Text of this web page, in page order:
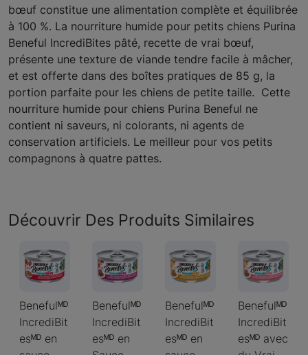
bœuf constitue une alimentation complète et équilibrée
à 100 %. La nourriture humide pour petits chiens Purina
Beneful IncrediBites pâté, recette de vrai bœuf,
présente une texture de viande tendre facile à mâcher,
et est offerte dans des boîtes pratiques de 85 g, la
portion parfaite pour les chiens de petite taille. Cette
nourriture humide pour chiens Purina Beneful ne
contient ni saveurs, ni colorants, ni agents de
conservation artificiels. Le meilleur pour vos petits
compagnons à quatre pattes.
Découvrir Des Produits Similaires
Benefulᴹᴰ
IncrediBit
esᴹᴰ en
Benefulᴹᴰ
IncrediBit
esᴹᴰ en
Benefulᴹᴰ
IncrediBit
esᴹᴰ en
Benefulᴹᴰ
IncrediBit
esᴹᴰ avec